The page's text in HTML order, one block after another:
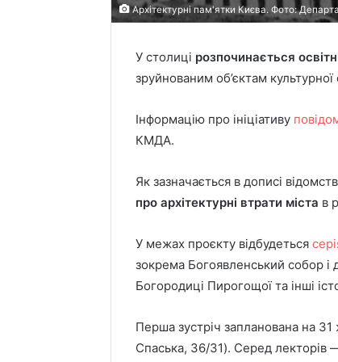
Архітектурні пам'ятки Києва. Фото:
У столиці розпочинається
зруйнованим об’єктам
Інформацію про ініціативу
КМДА.
Як зазначається в дописі
про архітектурні втрати міста в
У межах проєкту відбудеться
зокрема Богоявленський собор і
Богородиці Пирогощої та інші
Перша зустріч запланована на
Спаська, 36/31). Серед лекторів